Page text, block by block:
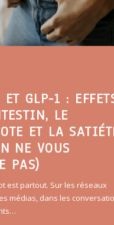
ET GLP-1 :
LE
ET LA
NE VOUS
PAS)
est partout. Sur les réseaux
médias, dans les